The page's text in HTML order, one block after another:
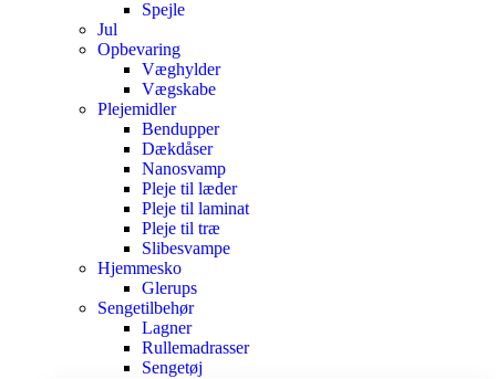
Spejle
Jul
Opbevaring
Væghylder
Vægskabe
Plejemidler
Bendupper
Dækdåser
Nanosvamp
Pleje til læder
Pleje til laminat
Pleje til træ
Slibesvampe
Hjemmesko
Glerups
Sengetilbehør
Lagner
Rullemadrasser
Sengetøj